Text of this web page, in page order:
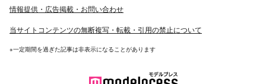
情報提供・広告掲載・お問い合わせ
当サイトコンテンツの無断複写・転載・引用の禁止について
※一定期間を過ぎた記事は非表示になることがあります